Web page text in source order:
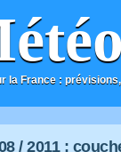
la France :
/ 2011 :